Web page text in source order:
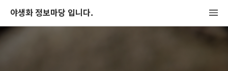
야생화 정보마당 입니다.